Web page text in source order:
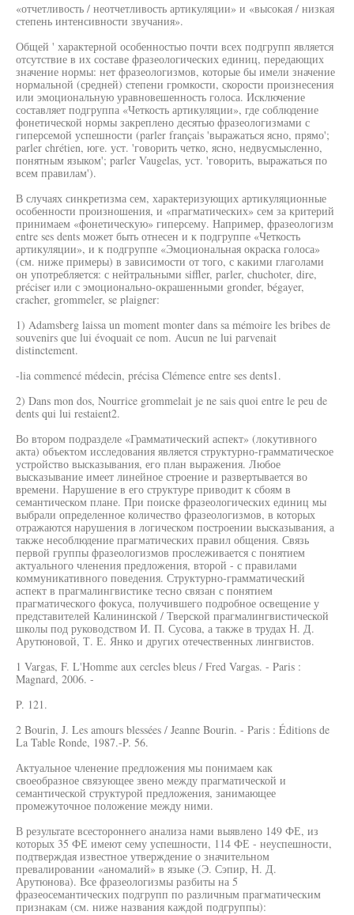
«отчетливость / неотчетливость артикуляции» и «высокая / низкая
степень интенсивности звучания».
Общей ' характерной особенностью почти всех подгрупп является
отсутствие в их составе фразеологических единиц, передающих
значение нормы: нет фразеологизмов, которые бы имели значение
нормальной (средней) степени громкости, скорости произнесения
или эмоциональную уравновешенность голоса. Исключение
составляет подгруппа «Четкость артикуляции», где соблюдение
фонетической нормы закреплено десятью фразеологизмами с
гиперсемой успешности (parler français 'выражаться ясно, прямо';
parler chrétien, юге. уст. 'говорить четко, ясно, недвусмысленно,
понятным языком'; parler Vaugelas, уст. 'говорить, выражаться по
всем правилам').
В случаях синкретизма сем, характеризующих артикуляционные
особенности произношения, и «прагматических» сем за критерий
принимаем «фонетическую» гиперсему. Например, фразеологизм
entre ses dents может быть отнесен и к подгруппе «Четкость
артикуляции», и к подгруппе «Эмоциональная окраска голоса»
(см. ниже примеры) в зависимости от того, с какими глаголами
он употребляется: с нейтральными siffler, parler, chuchoter, dire,
préciser или с эмоционально-окрашенными gronder, bégayer,
cracher, grommeler, se plaigner:
1) Adamsberg laissa un moment monter dans sa mémoire les bribes de
souvenirs que lui évoquait ce nom. Aucun ne lui parvenait
distinctement.
-lia commencé médecin, précisa Clémence entre ses dents1.
2) Dans mon dos, Nourrice grommelait je ne sais quoi entre le peu de
dents qui lui restaient2.
Во втором подразделе «Грамматический аспект» (локутивного
акта) объектом исследования является структурно-грамматическое
устройство высказывания, его план выражения. Любое
высказывание имеет линейное строение и развертывается во
времени. Нарушение в его структуре приводит к сбоям в
семантическом плане. При поиске фразеологических единиц мы
выбрали определенное количество фразеологизмов, в которых
отражаются нарушения в логическом построении высказывания, а
также несоблюдение прагматических правил общения. Связь
первой группы фразеологизмов прослеживается с понятием
актуального членения предложения, второй - с правилами
коммуникативного поведения. Структурно-грамматический
аспект в прагмалингвистике тесно связан с понятием
прагматического фокуса, получившего подробное освещение у
представителей Калининской / Тверской прагмалингвистической
школы под руководством И. П. Сусова, а также в трудах Н. Д.
Арутюновой, Т. Е. Янко и других отечественных лингвистов.
1 Vargas, F. L'Homme aux cercles bleus / Fred Vargas. - Paris :
Magnard, 2006. -
P. 121.
2 Bourin, J. Les amours blessées / Jeanne Bourin. - Paris : Éditions de
La Table Ronde, 1987.-P. 56.
Актуальное членение предложения мы понимаем как
своеобразное связующее звено между прагматической и
семантической структурой предложения, занимающее
промежуточное положение между ними.
В результате всестороннего анализа нами выявлено 149 ФЕ, из
которых 35 ФЕ имеют сему успешности, 114 ФЕ - неуспешности,
подтверждая известное утверждение о значительном
превалировании «аномалий» в языке (Э. Сэпир, Н. Д.
Арутюнова). Все фразеологизмы разбиты на 5
фразеосемантических подгрупп по различным прагматическим
признакам (см. ниже названия каждой подгруппы):